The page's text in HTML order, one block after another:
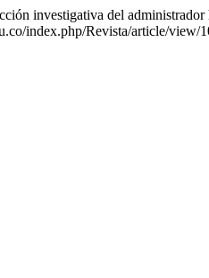
investigativa del
index.php/Revista/article/view/